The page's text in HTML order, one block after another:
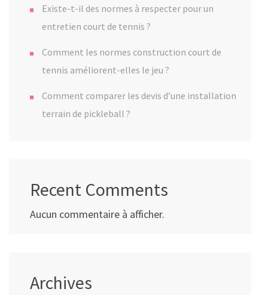
Existe-t-il des normes à respecter pour un
entretien court de tennis ?
Comment les normes construction court de
tennis améliorent-elles le jeu ?
Comment comparer les devis d’une installation
terrain de pickleball ?
Recent Comments
Aucun commentaire à afficher.
Archives